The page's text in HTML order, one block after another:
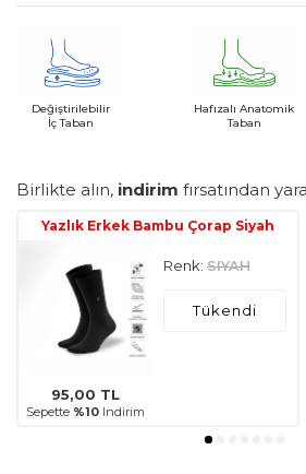
Değiştirilebilir
İç Taban
Hafızalı Anatomik
Taban
Birlikte alın, indirim fırsatından
Yazlık Erkek Bambu Çorap Siyah
95,00 TL
Sepette %10Indirim
Renk: SIYAH
Tükendi